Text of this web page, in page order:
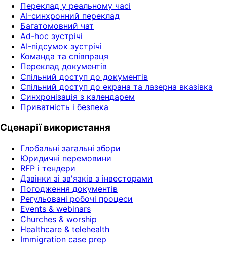
Переклад у реальному часі
AI-синхронний переклад
Багатомовний чат
Ad-hoc зустрічі
AI-підсумок зустрічі
Команда та співпраця
Переклад документів
Спільний доступ до документів
Спільний доступ до екрана та лазерна вказівка
Синхронізація з календарем
Приватність і безпека
Сценарії використання
Глобальні загальні збори
Юридичні перемовини
RFP і тендери
Дзвінки зі зв'язків з інвесторами
Погодження документів
Регульовані робочі процеси
Events & webinars
Churches & worship
Healthcare & telehealth
Immigration case prep